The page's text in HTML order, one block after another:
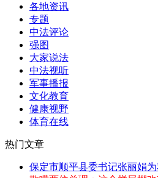
各地资讯
专题
中法评论
强图
大家说法
中法视听
军事播报
文化教育
健康视野
体育在线
热门文章
保定市顺平县委书记张丽娟